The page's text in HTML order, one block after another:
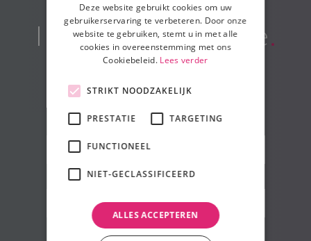
Ik .wil.deze.locatie.
boeken
Deze website gebruikt cookies om uw
gebruikerservaring te verbeteren. Door onze
website te gebruiken, stemt u in met alle
cookies in overeenstemming met ons
Cookiebeleid. Lees verder
STRIKT NOODZAKELIJK
PRESTATIE TARGETING
FUNCTIONEEL
NIET-GECLASSIFICEERD
ALLES ACCEPTEREN